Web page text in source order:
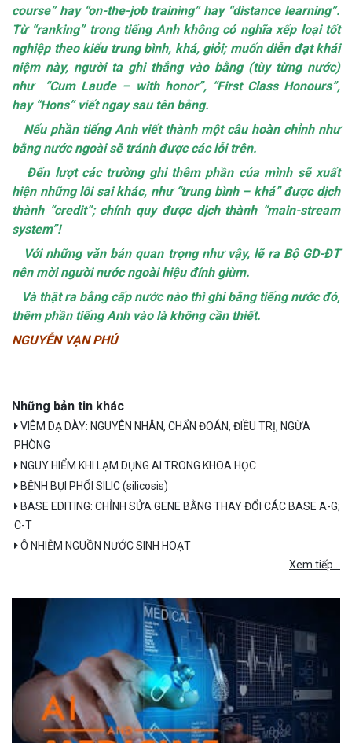
course” hay “on-the-job training” hay “distance learning”.
Từ “ranking” trong tiếng Anh không có nghĩa xếp loại tốt
nghiệp theo kiểu trung bình, khá, giỏi; muốn diễn đạt khái
niệm này, người ta ghi thẳng vào bằng (tùy từng nước)
như “Cum Laude – with honor”, “First Class Honours”,
hay “Hons” viết ngay sau tên bằng.
Nếu phần tiếng Anh viết thành một câu hoàn chỉnh như
bằng nước ngoài sẽ tránh được các lỗi trên.
Đến lượt các trường ghi thêm phần của mình sẽ xuất
hiện những lỗi sai khác, như “trung bình – khá” được dịch
thành “credit”; chính quy được dịch thành “main-stream
system”!
Với những văn bản quan trọng như vậy, lẽ ra Bộ GD-ĐT
nên mời người nước ngoài hiệu đính giùm.
Và thật ra bằng cấp nước nào thì ghi bằng tiếng nước đó,
thêm phần tiếng Anh vào là không cần thiết.
NGUYỄN VẠN PHÚ
Những bản tin khác
VIÊM DẠ DÀY: NGUYÊN NHÂN, CHẨN ĐOÁN, ĐIỀU TRỊ, NGỪA
PHÒNG
NGUY HIỂM KHI LẠM DỤNG AI TRONG KHOA HỌC
BỆNH BỤI PHỔI SILIC (silicosis)
BASE EDITING: CHỈNH SỬA GENE BẰNG THAY ĐỔI CÁC BASE A-G;
C-T
Ô NHIỄM NGUỒN NƯỚC SINH HOẠT
Xem tiếp...